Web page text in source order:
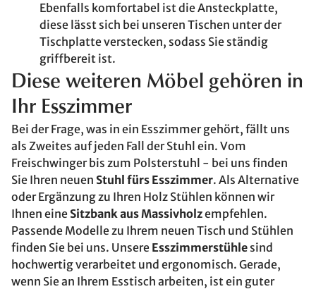
Ebenfalls komfortabel ist die Ansteckplatte,
diese lässt sich bei unseren Tischen unter der
Tischplatte verstecken, sodass Sie ständig
griffbereit ist.
Diese weiteren Möbel gehören in
Ihr Esszimmer
Bei der Frage, was in ein Esszimmer gehört, fällt uns
als Zweites auf jeden Fall der Stuhl ein. Vom
Freischwinger bis zum Polsterstuhl - bei uns finden
Sie Ihren neuen Stuhl fürs Esszimmer. Als Alternative
oder Ergänzung zu Ihren Holz Stühlen können wir
Ihnen eine Sitzbank aus Massivholzempfehlen.
Passende Modelle zu Ihrem neuen Tisch und Stühlen
finden Sie bei uns. Unsere Esszimmerstühle sind
hochwertig verarbeitet und ergonomisch. Gerade,
wenn Sie an Ihrem Esstisch arbeiten, ist ein guter